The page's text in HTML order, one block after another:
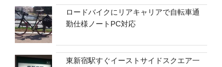
ロードバイクにリアキャリアで自転車通
勤仕様ノートPC対応
東新宿駅すぐイーストサイドスクエア一